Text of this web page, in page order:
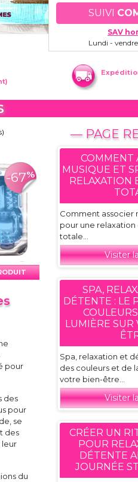
SUIVI
SAV
Lundi -
-67%
pour
des
pour
se
des
leur
du
— PAGE
COMMENT
MUSIQUE ET
RELAXATION
Comment associer
pour une
totale...
Visiter
SPA,
DÉTENTE : LE
LUMIÈRE
Spa, relaxation et
des couleurs et de
votre bien-être...
Visiter
CRÉER UN
POUR
DÉTENTE
JOURNÉE